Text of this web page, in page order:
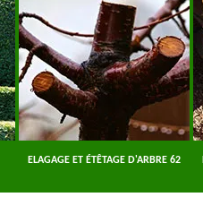
ELAGAGE ET ÉTÊTAGE D'ARBRE 62